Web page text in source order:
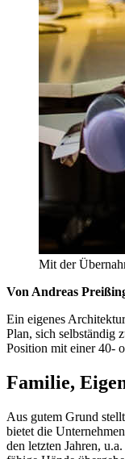
Mit der
Von Andreas
Ein eigenes
Plan, sich selbständig
Position mit einer 40-
Familie,
Aus gutem Grund
bietet die
den letzten Jahren,